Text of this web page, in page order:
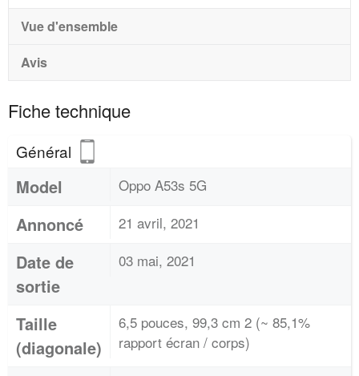
Vue d'ensemble
Avis
Fiche technique
Général
Model Oppo A53s 5G
Annoncé 21 avril, 2021
Date de
sortie
03 mai, 2021
Taille
(diagonale)
6,5 pouces, 99,3 cm 2 (~ 85,1%
rapport écran / corps)